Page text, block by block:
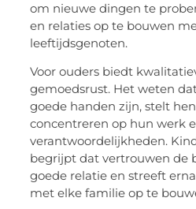
om nieuwe dingen te
en relaties op te bouwen
leeftijdsgenoten.
Voor ouders biedt
gemoedsrust. Het weten
goede handen zijn, stelt
concentreren op hun werk
verantwoordelijkheden.
begrijpt dat vertrouwen de
goede relatie en streeft
met elke familie op te